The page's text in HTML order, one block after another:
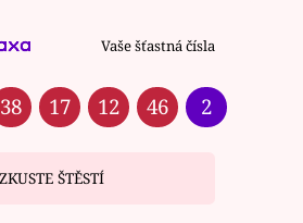
Vaše šťastná čísla
38 17 12 46 2
ZKUSTE ŠTĚSTÍ